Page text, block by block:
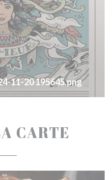
11-20 195645.png
CARTE